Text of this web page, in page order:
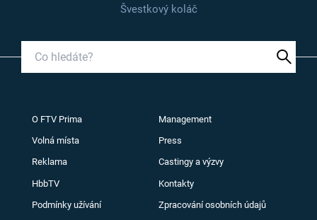
Švestkový koláč
O FTV Prima Management
Volná místa Press
Reklama Castingy a výzvy
HbbTV Kontakty
Podmínky užívání Zpracování osobních údajů